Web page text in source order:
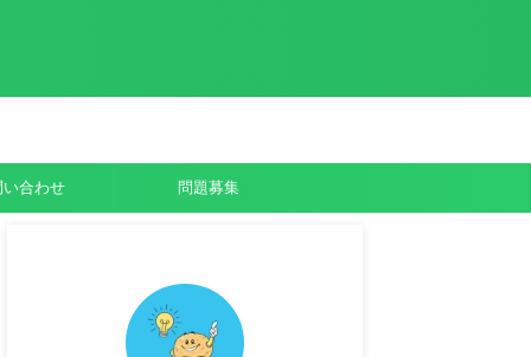
い合わせ 問題募集